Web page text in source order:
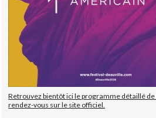
Retrouvez bientôt ici le programme détaillé
rendez-vous sur le site officiel.